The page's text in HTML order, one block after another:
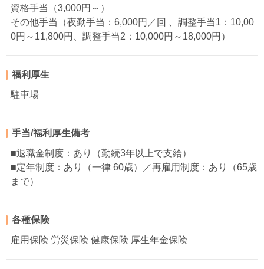
資格手当（3,000円～）
その他手当（夜勤手当：6,000円／回 、調整手当1：10,00
0円～11,800円、調整手当2：10,000円～18,000円）
福利厚生
駐車場
手当/福利厚生備考
■退職金制度：あり（勤続3年以上で支給）
■定年制度：あり（一律 60歳）／再雇用制度：あり（65歳
まで）
各種保険
雇用保険 労災保険 健康保険 厚生年金保険